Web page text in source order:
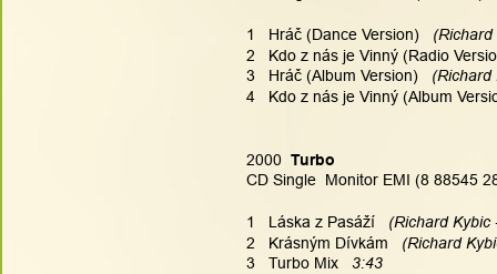
1   Hráč (Dance Version)
2   Kdo z nás je Vinný (Radio
3   Hráč (Album Version)
(Richard
4   Kdo z nás je Vinný (Album
2000 Turbo
CD Single  Monitor EMI (8 88545
1   Láska z Pasáží
(Richard Kybic
2   Krásným Dívkám
(Richard
3   Turbo Mix
  3:43